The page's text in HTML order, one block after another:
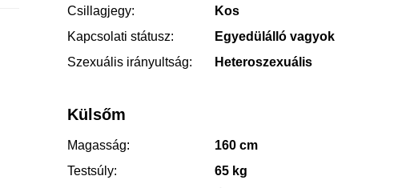
Csillagjegy:
Kos
Kapcsolati státusz:
Egyedülálló vagyok
Szexuális irányultság:
Heteroszexuális
Külsőm
Magasság:
160 cm
Testsúly:
65 kg